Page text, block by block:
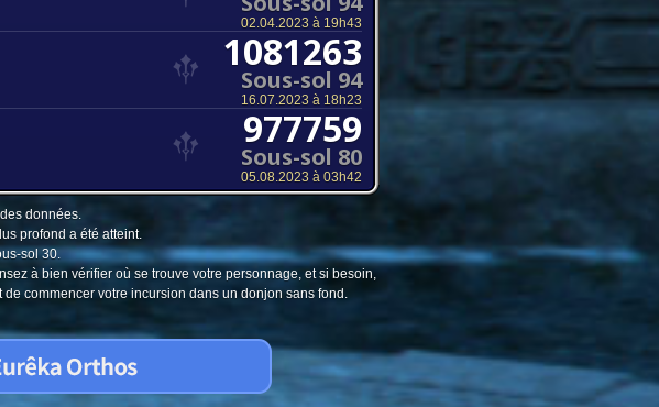
02.04.2023 à 19h43
1081263
Sous-sol 94
16.07.2023 à 18h23
977759
Sous-sol 80
05.08.2023 à 03h42
données.
profond a été atteint.
sol 30.
à bien vérifier où se trouve votre personnage, et si besoin,
commencer votre incursion dans un donjon sans fond.